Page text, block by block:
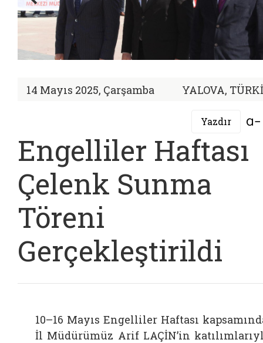
14 Mayıs 2025, Çarşamba YALOVA,
Yazdır
Engelliler Haftası
Çelenk Sunma
Töreni
Gerçekleştirildi
10–16 Mayıs Engelliler Haftası
İl Müdürümüz Arif LAÇİN’in